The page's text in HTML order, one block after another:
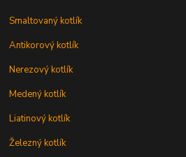
Smaltovaný kotlík
Antikorový kotlík
Nerezový kotlík
Medený kotlík
Liatinový kotlík
Železný kotlík